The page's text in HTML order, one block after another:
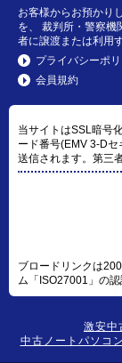
お客様からお預かり
を、 裁判所・警察機
者に譲渡または利用
プライバシーポ
会員規約
当サイトはSSL暗号
ード番号(EMV 3-D
送信されます。第三
ブロードリンクは
ム「ISO27001」の認
激安中
中古ノートパソコン